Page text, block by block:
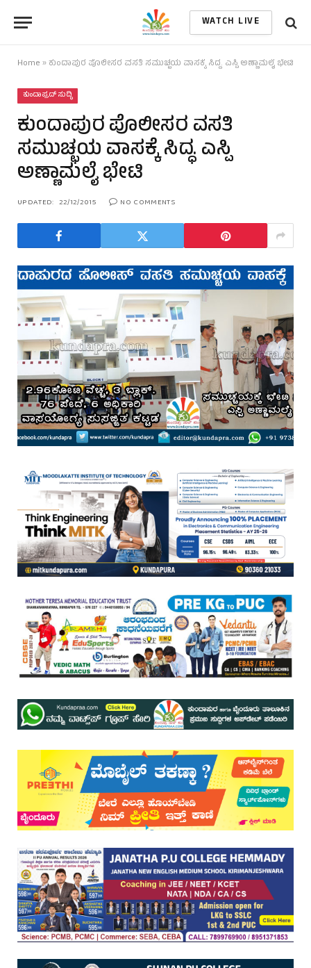
WATCH LIVE
Home »ಕುಂದಾಪುರ ಪೊಲೀಸರ ವಸತಿ ಸಮುಚ್ಛಯ ವಾಸಕ್ಕೆ ಸಿದ್ಧ. ಎಸ್ಪಿ ಅಣ್ಣಾಮಲೈ ಭೇಟಿ
ಕುಂದಾಪ್ರದ್ ಸುದ್ಧಿ
ಕುಂದಾಪುರ ಪೊಲೀಸರ ವಸತಿ
ಸಮುಚ್ಛಯ ವಾಸಕ್ಕೆ ಸಿದ್ಧ. ಎಸ್ಪಿ
ಅಣ್ಣಾಮಲೈ ಭೇಟಿ
UPDATED: 22/12/2015 NO COMMENTS